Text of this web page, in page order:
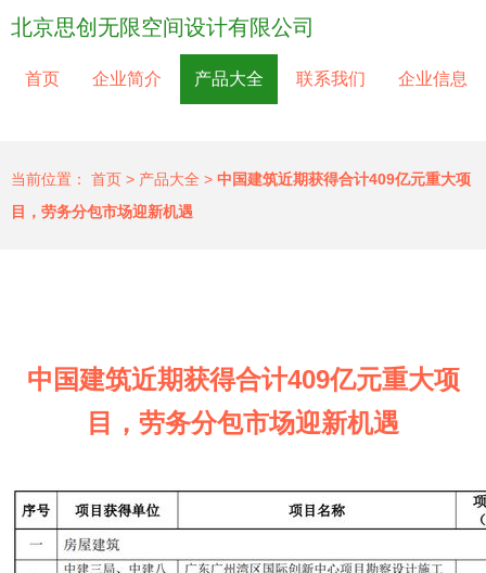
北京思创无限空间设计有限公司
首页 企业简介 产品大全 联系我们 企业信息
当前位置： 首页 > 产品大全 > 中国建筑近期获得合计409亿元重大项
目，劳务分包市场迎新机遇
中国建筑近期获得合计409亿元重大项
目，劳务分包市场迎新机遇